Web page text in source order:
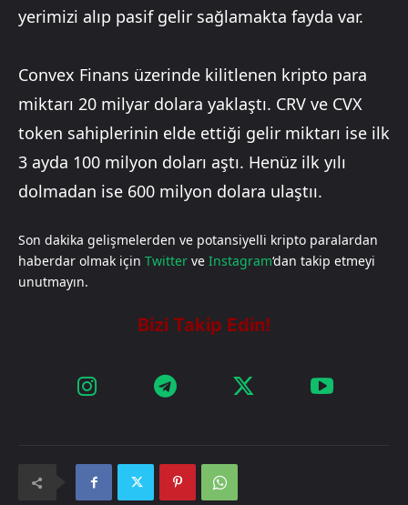
yerimizi alıp pasif gelir sağlamakta fayda var.
Convex Finans üzerinde kilitlenen kripto para
miktarı 20 milyar dolara yaklaştı. CRV ve CVX
token sahiplerinin elde ettiği gelir miktarı ise ilk
3 ayda 100 milyon doları aştı. Henüz ilk yılı
dolmadan ise 600 milyon dolara ulaştıı.
Son dakika gelişmelerden ve potansiyelli kripto paralardan
haberdar olmak için Twitter ve Instagram‘dan takip etmeyi
unutmayın.